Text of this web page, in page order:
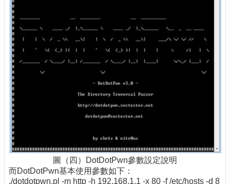
圖（四）DotDotPwn參數設定說明
而DotDotPwn基本使用參數如下：
./dotdotpwn.pl -m http -h 192.168.1.1 -x 80 -f /etc/hosts -d 8